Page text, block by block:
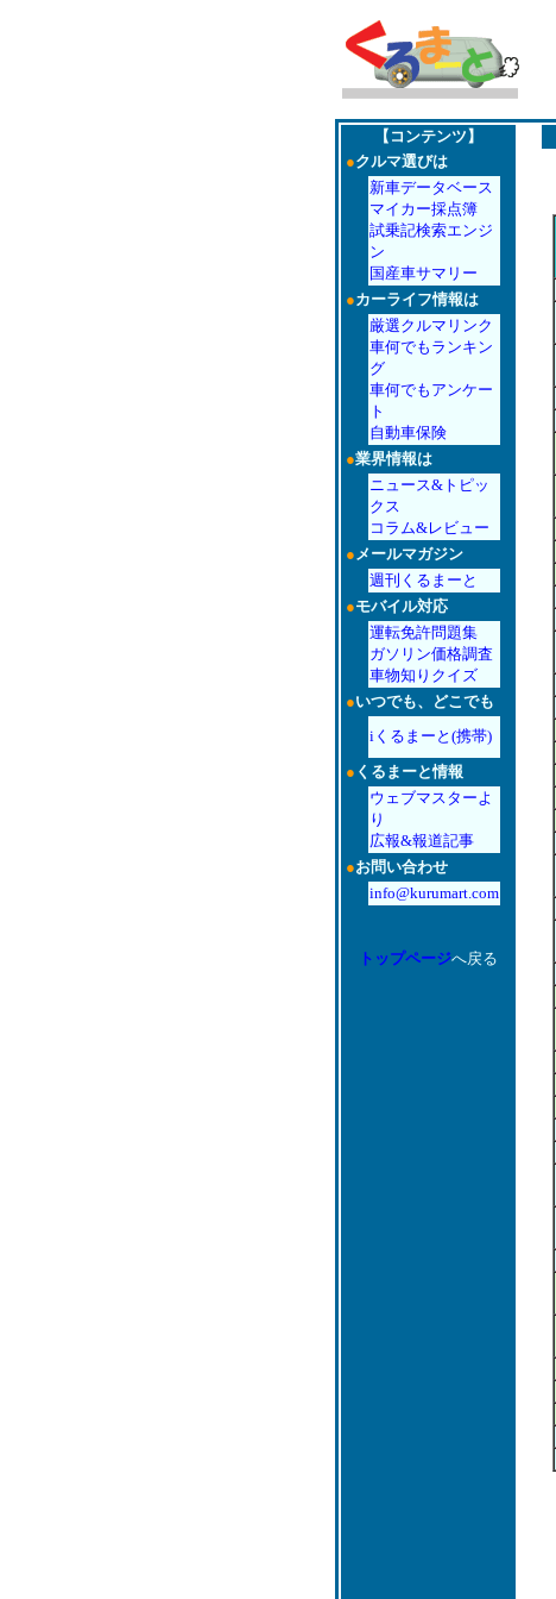
【コンテンツ】
●クルマ選びは
新車データベース
マイカー採点簿
試乗記検索エンジ
ン
国産車サマリー
●カーライフ情報は
厳選クルマリンク
車何でもランキン
グ
車何でもアンケー
ト
自動車保険
●業界情報は
ニュース&トピッ
クス
コラム&レビュー
●メールマガジン
週刊くるまーと
●モバイル対応
運転免許問題集
ガソリン価格調査
車物知りクイズ
●いつでも、どこでも
iくるまーと(携帯)
● くるまーと情報
ウェブマスターよ
り
広報&報道記事
●お問い合わせ
info@kurumart.com
トップページへ戻る